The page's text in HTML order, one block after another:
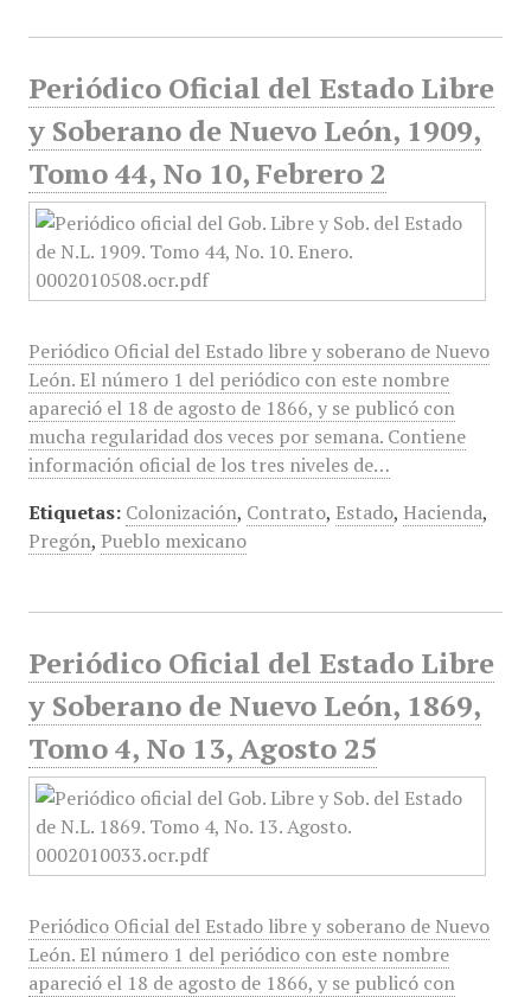
Periódico Oficial del Estado Libre
y Soberano de Nuevo León, 1909,
Tomo 44, No 10, Febrero 2
Periódico Oficial del Estado libre y soberano de Nuevo
León. El número 1 del periódico con este nombre
apareció el 18 de agosto de 1866, y se publicó con
mucha regularidad dos veces por semana. Contiene
información oficial de los tres niveles de…
Etiquetas: Colonización, Contrato, Estado, Hacienda,
Pregón, Pueblo mexicano
Periódico Oficial del Estado Libre
y Soberano de Nuevo León, 1869,
Tomo 4, No 13, Agosto 25
Periódico Oficial del Estado libre y soberano de Nuevo
León. El número 1 del periódico con este nombre
apareció el 18 de agosto de 1866, y se publicó con